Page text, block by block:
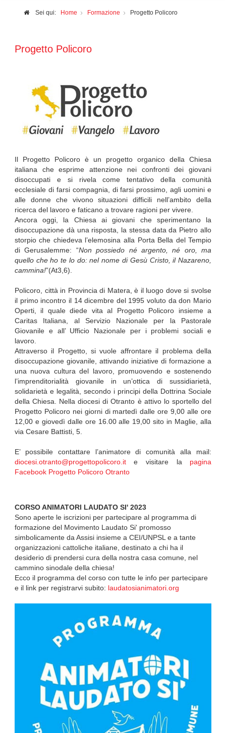
Sei qui: Home Formazione Progetto Policoro
Progetto Policoro
Il Progetto Policoro è un progetto organico della Chiesa
italiana che esprime attenzione nei confronti dei giovani
disoccupati e si rivela come tentativo della comunità
ecclesiale di farsi compagnia, di farsi prossimo, agli uomini e
alle donne che vivono situazioni difficili nell’ambito della
ricerca del lavoro e faticano a trovare ragioni per vivere.
Ancora oggi, la Chiesa ai giovani che sperimentano la
disoccupazione dà una risposta, la stessa data da Pietro allo
storpio che chiedeva l’elemosina alla Porta Bella del Tempio
di Gerusalemme: “Non possiedo né argento, né oro, ma
quello che ho te lo do: nel nome di Gesù Cristo, il Nazareno,
cammina!”(At3,6).
Policoro, città in Provincia di Matera, è il luogo dove si svolse
il primo incontro il 14 dicembre del 1995 voluto da don Mario
Operti, il quale diede vita al Progetto Policoro insieme a
Caritas Italiana, al Servizio Nazionale per la Pastorale
Giovanile e all’ Ufficio Nazionale per i problemi sociali e
lavoro.
Attraverso il Progetto, si vuole affrontare il problema della
disoccupazione giovanile, attivando iniziative di formazione a
una nuova cultura del lavoro, promuovendo e sostenendo
l’imprenditorialità giovanile in un’ottica di sussidiarietà,
solidarietà e legalità, secondo i principi della Dottrina Sociale
della Chiesa. Nella diocesi di Otranto è attivo lo sportello del
Progetto Policoro nei giorni di martedì dalle ore 9,00 alle ore
12,00 e giovedì dalle ore 16.00 alle 19,00 sito in Maglie, alla
via Cesare Battisti, 5.
E’ possibile contattare l’animatore di comunità alla mail:
diocesi.otranto@progettopolicoro.ite visitare la pagina
Facebook Progetto Policoro Otranto
CORSO ANIMATORI LAUDATO SI' 2023
Sono aperte le iscrizioni per partecipare al programma di
formazione del Movimento Laudato Si' promosso
simbolicamente da Assisi insieme a CEI/UNPSL e a tante
organizzazioni cattoliche italiane, destinato a chi ha il
desiderio di prendersi cura della nostra casa comune, nel
cammino sinodale della chiesa!
Ecco il programma del corso con tutte le info per partecipare
e il link per registrarvi subito: laudatosianimatori.org